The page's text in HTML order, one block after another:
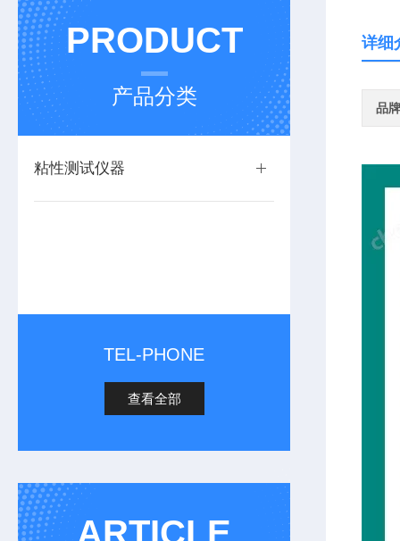
PRODUCT
产品分类
粘性测试仪器
TEL-PHONE
查看全部
ARTICLE
详细
品牌